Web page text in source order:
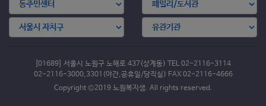
[01689] 서울시 노원구 노해로 437(상계동) TEL 02-2116-3114
02-2116-3000,3301(야간,공휴일/당직실) FAX 02-2116-4666
Copyright ©2019 노원복지샘. All rights reserved.